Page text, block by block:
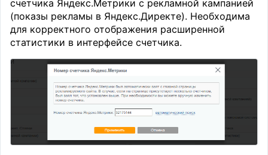
счетчика Яндекс.Метрики с рекламной кампанией
(показы рекламы в Яндекс.Директе). Необходима
для корректного отображения расширенной
статистики в интерфейсе счетчика.